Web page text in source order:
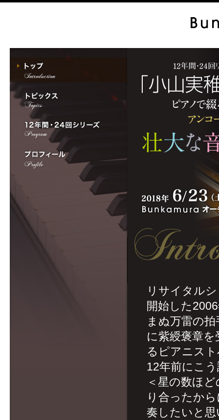
リサイタル
開始した
まぬ万雷の
に紫綬褒章
るピアニス
12年前にこ
＜星の数ほ
り合ったか
奏したいと